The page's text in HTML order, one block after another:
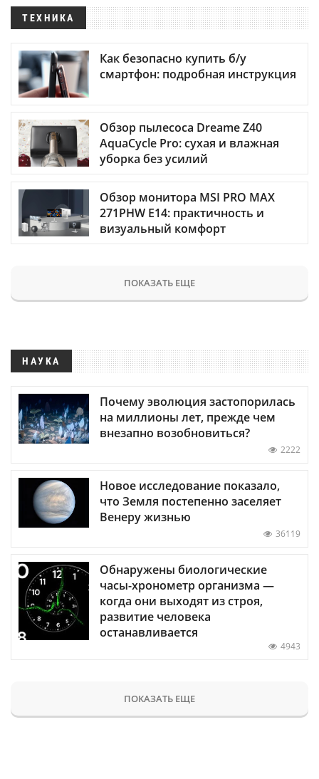
ТЕХНИКА
Как безопасно купить б/у
смартфон: подробная инструкция
Обзор пылесоса Dreame Z40
AquaCycle Pro: сухая и влажная
уборка без усилий
Обзор монитора MSI PRO MAX
271PHW E14: практичность и
визуальный комфорт
ПОКАЗАТЬ ЕЩЕ
НАУКА
Почему эволюция застопорилась
на миллионы лет, прежде чем
внезапно возобновиться?
2222
Новое исследование показало,
что Земля постепенно заселяет
Венеру жизнью
36119
Обнаружены биологические
часы-хронометр организма —
когда они выходят из строя,
развитие человека
останавливается
4943
ПОКАЗАТЬ ЕЩЕ